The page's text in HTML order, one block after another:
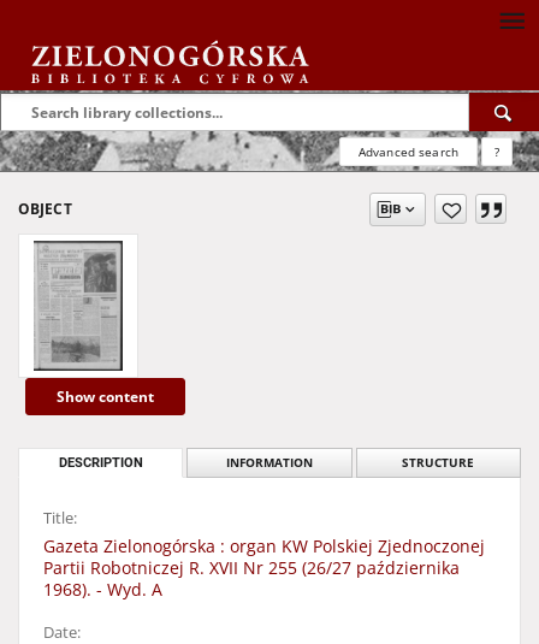
Advanced search ?
OBJECT
Show content
DESCRIPTION INFORMATION STRUCTURE
Title:
Gazeta Zielonogórska : organ KW Polskiej Zjednoczonej
Partii Robotniczej R. XVII Nr 255 (26/27 października
1968). - Wyd. A
Date: